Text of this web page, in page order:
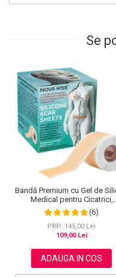
Se
Bandă Premium cu Gel de
Medical pentru Cicatrici,
Reutilizabilă, NOVA KISS®, 4
x 1.5 m
(6)
PRP: 145,00 Lei
109,00 Lei
ADAUGA IN COS